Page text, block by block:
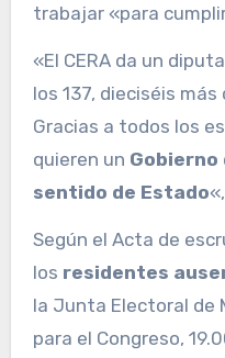
trabajar «para
«El CERA da un
los 137, dieciséis
Gracias a todos los
quieren un Gobierno
sentido de Estado
Según el Acta de
los residentes
la Junta Electoral de
para el Congreso,